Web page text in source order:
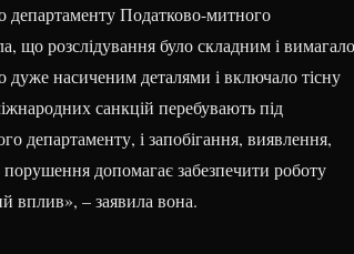
департаменту Податково-митного
що розслідування було складним і вимагало
дуже насиченим деталями і включало тісну
санкцій перебувають під
департаменту, і запобігання, виявлення,
допомагає забезпечити роботу
вплив», – заявила вона.